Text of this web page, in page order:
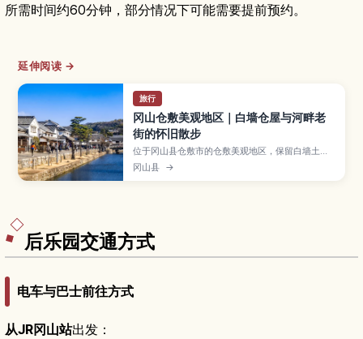
所需时间约60分钟，部分情况下可能需要提前预约。
延伸阅读 →
旅行
冈山仓敷美观地区｜白墙仓屋与河畔老
街的怀旧散步
位于冈山县仓敷市的仓敷美观地区，保留白墙土
藏、海鼠墙、柳树成行的仓敷川与石板小路，是充
满江户风情的人气观光区。文章介绍大原美术馆、
冈山县 →
后乐园交通方式
电车与巴士前往方式
从JR冈山站出发：